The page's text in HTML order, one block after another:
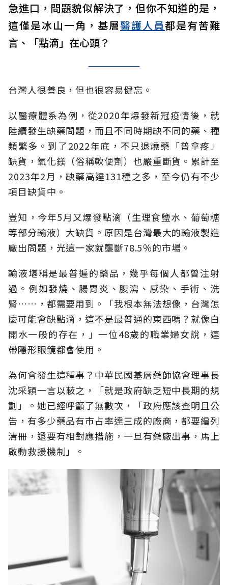
急進口，問題貌似解決了，但你不知道的是，
這僅是冰山一角，基層醫護人員都是有苦難
言、「點滴」在心頭？
台灣人很善良，但也很容易健忘。
以醫療體系為例，從2020年爆發新冠疫情後，就
陸續發生缺藥問題，而且不同時期缺不同的藥、種
類繁多。到了2022年底，不只退燒藥「普拿疼」
缺貨，氧化鎂（俗稱軟便劑）也嚴重斷貨。累計至
2023年2月，缺藥高達131種之多，至今仍有不少
項目缺貨中。
豈知，今年5月又爆發點滴（生理食鹽水、葡萄糖
等部分輸液）大缺貨。原因是台灣最大的輸液製造
廠出問題，光這一家就壟斷78.5％的市場。
輸液堪稱是最普遍的藥品，幾乎每個人都曾注射
過。例如發燒、腸胃炎、腹瀉、感染、手術、洗
腎……，都需要用到。「我根本無法想像，台灣怎
麼可能會缺點滴，這不是最普通的東西嗎？就像白
開水一般的存在，」一位48歲的職業婦女說，連
帶隱形眼鏡都會使用。
為何會發生這種事？中華民國基層藥師協會理事長
沈采穎一言以蔽之，「就是政府缺乏短中長期的規
劃」。她已經呼籲了無數次，「政府應該查明且公
告，有多少藥品有市占率達三成的廠商，都要編列
清冊，還要有相對應措施，一旦有藥廠出事，馬上
啟動救援機制」。